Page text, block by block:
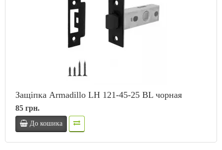
Защіпка Armadillo LH 121-45-25 BL чорная
85 грн.
До кошика